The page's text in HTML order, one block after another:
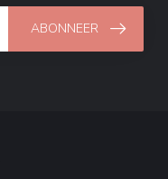
ABONNEER